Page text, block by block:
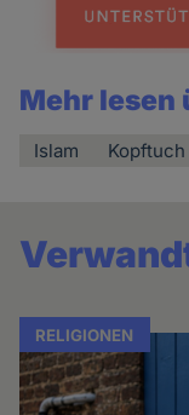
Mehr lesen
Islam Kopftuch
RELIGIONEN